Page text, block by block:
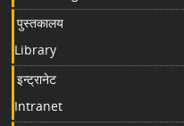
पुस्तकालय
Library
इन्ट्रानेट
Intranet